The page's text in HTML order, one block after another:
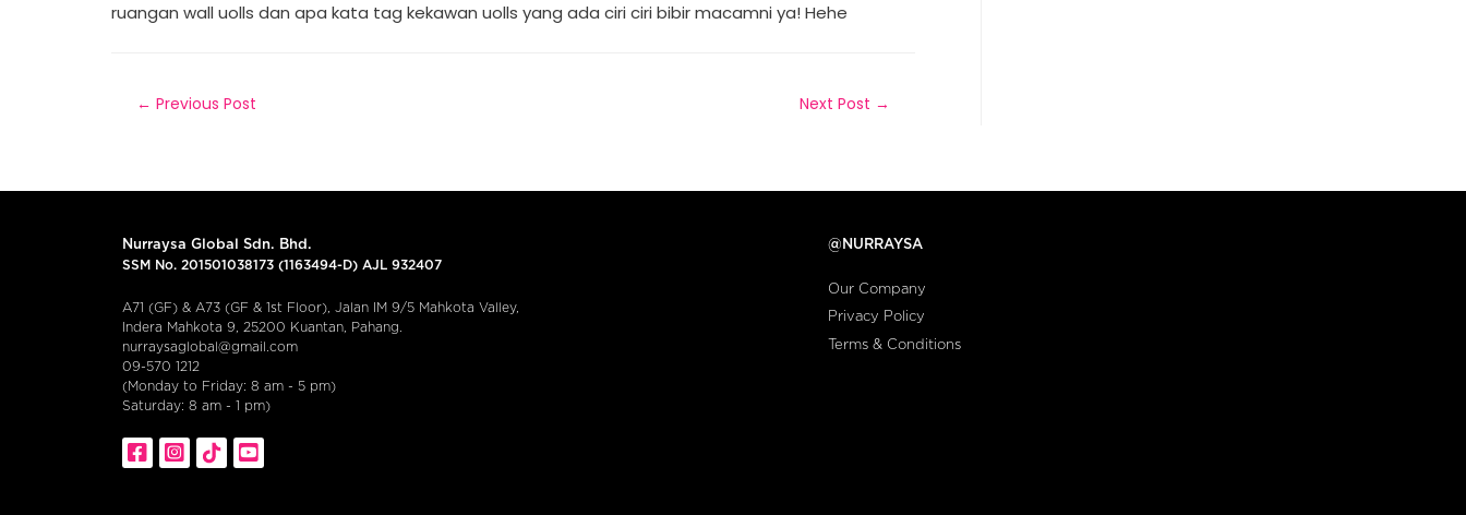
ruangan wall uolls dan apa kata tag kekawan uolls yang ada ciri ciri bibir macamni ya! Hehe
← Previous Post Next Post →
Nurraysa Global Sdn. Bhd.
SSM No. 201501038173 (1163494-D) AJL 932407
A71 (GF) & A73 (GF & 1st Floor), Jalan IM 9/5 Mahkota Valley,
Indera Mahkota 9, 25200 Kuantan, Pahang.
nurraysaglobal@gmail.com
09-570 1212
(Monday to Friday: 8 am - 5 pm)
Saturday: 8 am - 1 pm)
@NURRAYSA
Our Company
Privacy Policy
Terms & Conditions